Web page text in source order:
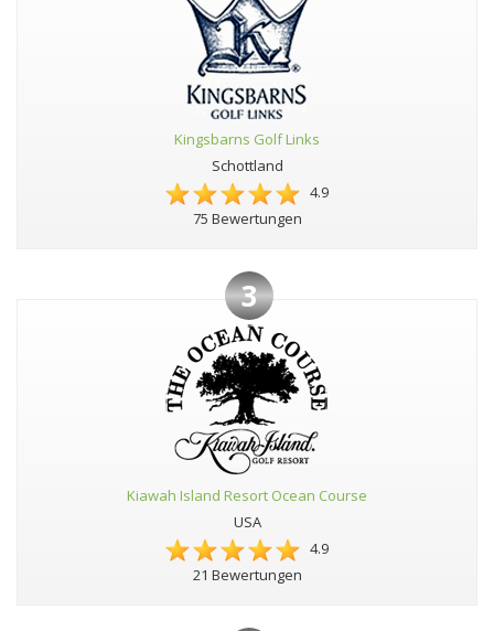
Kingsbarns Golf Links
Schottland
4.9
75 Bewertungen
3
Kiawah Island Resort Ocean Course
USA
4.9
21 Bewertungen